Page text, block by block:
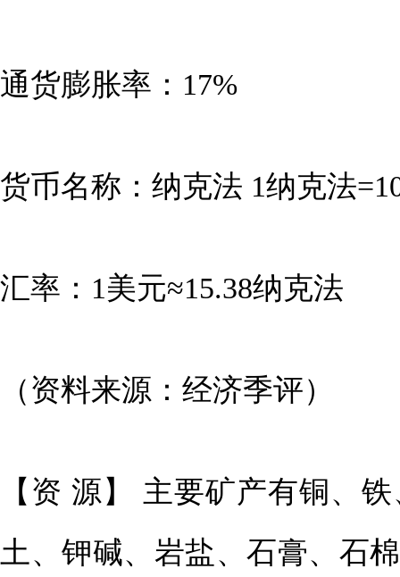
通货膨胀率：17%
货币名称：纳克法 1纳克法
汇率：1美元≈15.38纳克法
（资料来源：经济季评）
【资 源】 主要矿产有铜、
土、钾碱、岩盐、石膏、石